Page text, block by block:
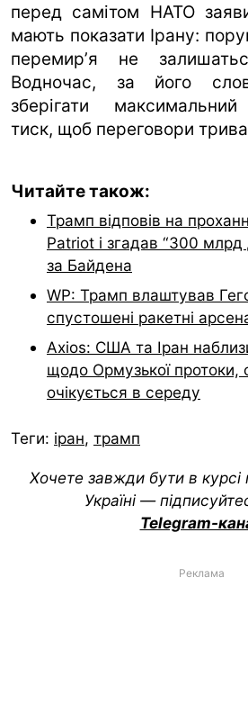
перед самітом НАТО
мають показати Ірану:
перемирʼя не
Водночас, за його
зберігати
тиск, щоб переговори
Читайте також:
Трамп відповів на
Patriot і згадав “300 млрд
за Байдена
WP: Трамп влаштував
спустошені ракетні
Axios: США та Іран
щодо Ормузької протоки,
очікується в середу
Теги: іран, трамп
Хочете завжди бути в курсі
Україні —
Telegram-
Реклама